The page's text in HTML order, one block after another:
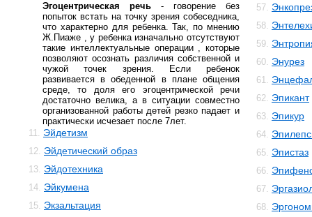
Эгоцентрическая речь - говорение без
попыток встать на точку зрения собеседника,
что характерно для ребенка. Так, по мнению
Ж.Пиаже , у ребенка изначально отсутствуют
такие интеллектуальные операции , которые
позволяют осознать различия собственной и
чужой точек зрения. Если ребенок
развивается в обеденной в плане общения
среде, то доля его эгоцентрической речи
достаточно велика, а в ситуации совместно
организованной работы детей резко падает и
практически исчезает после 7лет.
11. Эйдетизм
12. Эйдетический образ
13. Эйдотехника
14. Эйкумена
15. Экзальтация
57.
58.
59.
60. Энурез
61.
62. Эпикант
63. Эпикур
64.
65. Эпистаз
66.
67.
68.